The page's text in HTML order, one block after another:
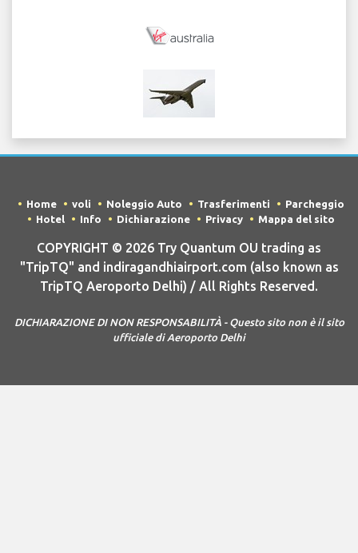
Home voli Noleggio Auto Trasferimenti
Parcheggio
Hotel
Info Dichiarazione Privacy Mappa del sito
COPYRIGHT © 2026 Try Quantum OU trading as
"TripTQ" and indiragandhiairport.com (also known as
TripTQ Aeroporto Delhi) / All Rights Reserved.
DICHIARAZIONE DI NON RESPONSABILITÀ - Questo sito non è il sito
ufficiale di Aeroporto Delhi